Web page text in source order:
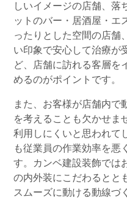
しいイメージの店舗、落
ットのバー・居酒屋・エ
ったりとした空間の店舗
い印象で安心して治療が
ど、店舗に訪れる客層を
めるのがポイントです。
また、お客様が店舗内で
を考えることも欠かせま
利用しにくいと思われて
も従業員の作業効率を悪
す。カンベ建設装飾では
の内外装にこだわるとと
スムーズに動ける動線づ